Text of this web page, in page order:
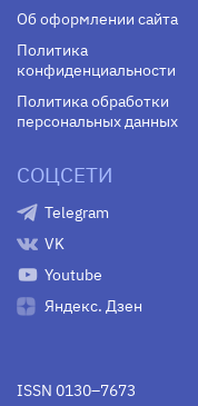
Об оформлении сайта
Политика
конфиденциальности
Политика обработки
персональных данных
СОЦСЕТИ
Telegram
VK
Youtube
Яндекс. Дзен
ISSN 0130–7673